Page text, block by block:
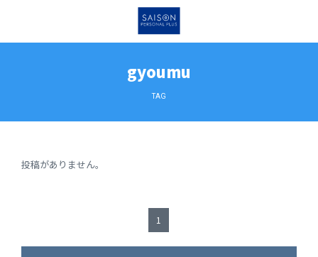
gyoumu
TAG
投稿がありません。
1